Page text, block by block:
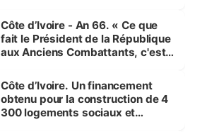
Côte d’Ivoire - An 66. « Ce que
fait le Président de la République
aux Anciens Combattants, c'est
Côte d’Ivoire. Un financement
obtenu pour la construction de 4
300 logements sociaux et